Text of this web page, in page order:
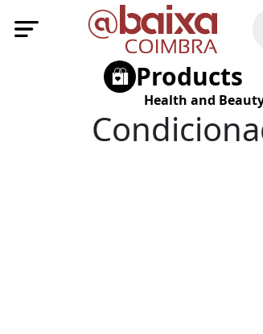
Products
Health and